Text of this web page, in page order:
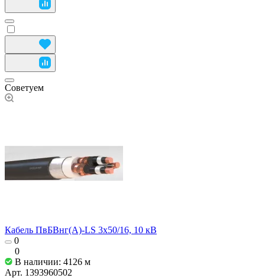
Советуем
Кабель ПвБВнг(А)-LS 3х50/16, 10 кВ
0
0
В наличии: 4126 м
Арт. 1393960502